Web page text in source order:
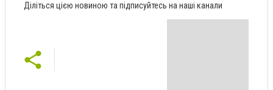
Діліться цією новиною та підписуйтесь на наші канали